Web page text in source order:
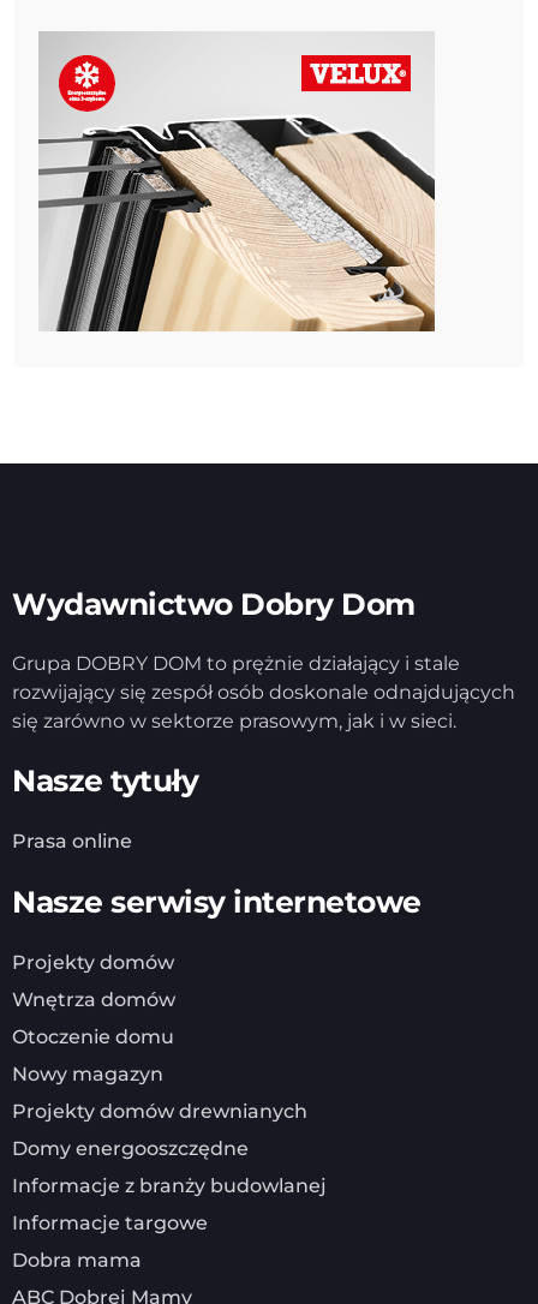
Wydawnictwo Dobry Dom
Grupa DOBRY DOM to prężnie działający i stale
rozwijający się zespół osób doskonale odnajdujących
się zarówno w sektorze prasowym, jak i w sieci.
Nasze tytuły
Prasa online
Nasze serwisy internetowe
Projekty domów
Wnętrza domów
Otoczenie domu
Nowy magazyn
Projekty domów drewnianych
Domy energooszczędne
Informacje z branży budowlanej
Informacje targowe
Dobra mama
ABC Dobrej Mamy